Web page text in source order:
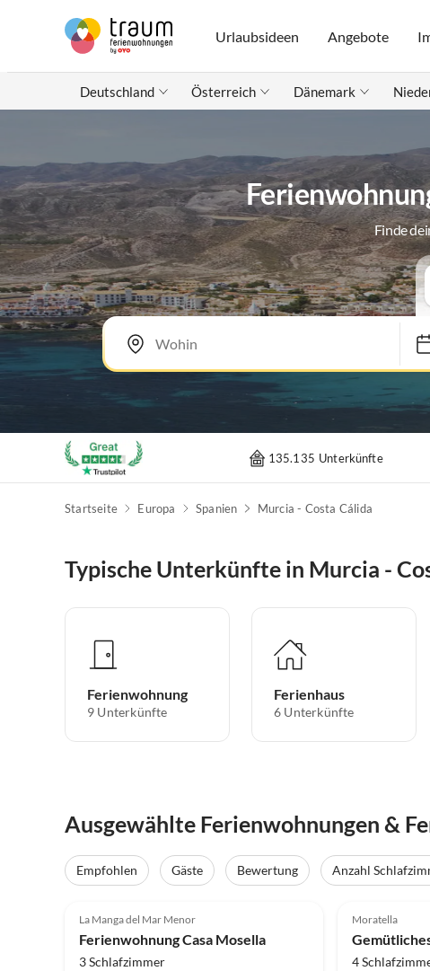
Urlaubsideen Angebote
Deutschland Österreich Dänemark
Finde
135.135 Unterkünfte
Startseite Europa Spanien Murcia - Costa Cálida
Typische Unterkünfte in Murcia -
Ferienwohnung
9 Unterkünfte
Ferienhaus
6 Unterkünfte
Ausgewählte Ferienwohnungen &
Empfohlen Gäste Bewertung Anzahl
La Manga del Mar Menor
Ferienwohnung Casa Mosella
3 Schlafzimmer
Moratella
4